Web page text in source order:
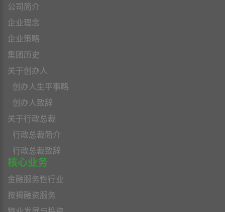
公司简介
企业理念
企业策略
集团历史
关于创办人
创办人生平事略
创办人致辞
关于行政总裁
行政总裁简介
行政总裁致辞
核心业务
金融服务性行业
按揭融资服务